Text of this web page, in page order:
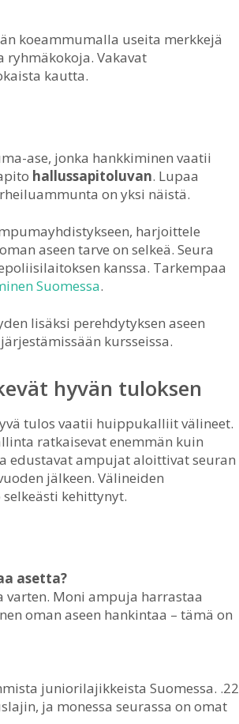
koeammumalla useita merkkejä
ryhmäkokoja. Vakavat
kautta.
ase, jonka hankkiminen vaatii
hallussapitoluvan. Lupaa
on yksi näistä.
harjoittele
aseen tarve on selkeä. Seura
kanssa. Tarkempaa
Suomessa.
lisäksi perehdytyksen aseen
kursseissa.
hyvän tuloksen
tulos vaatii huippukalliit välineet.
ratkaisevat enemmän kuin
edustavat ampujat aloittivat seuran
jälkeen. Välineiden
kehittynyt.
asetta?
Moni ampuja harrastaa
oman aseen hankintaa – tämä on
juniorilajikkeista Suomessa. .22
ja monessa seurassa on omat